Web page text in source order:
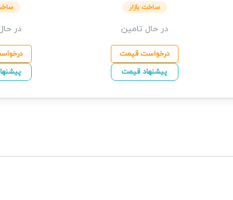
ساخت بازار
در حال تامین
درخواست قیمت
پیشنهاد قیمت
ساخت بازار
در